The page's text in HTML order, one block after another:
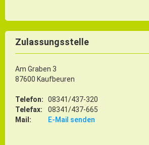
Zulassungsstelle
Am Graben 3
87600 Kaufbeuren
Telefon:
08341/437-320
Telefax:
08341/437-665
Mail:
E-Mail senden